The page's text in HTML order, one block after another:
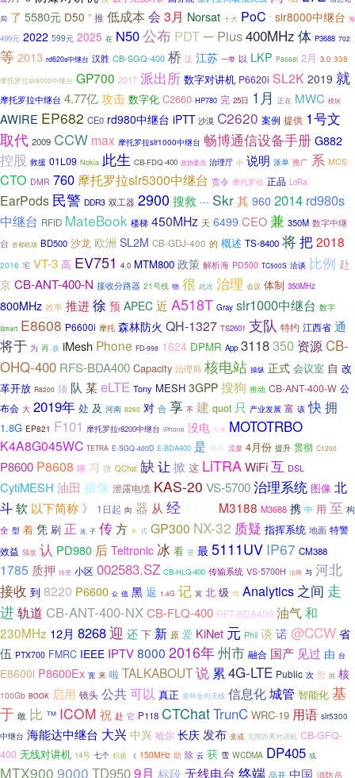
局 了 5580元 D50 ” 推 低成本 会 3月 Norsat 十大 PoC “ slr8000中继台 海
499元 2022 599元 2025 在 N50公布 PDT 一 Plus400MHz 体 P3688 702
等2013 rd620s中继台 汉胜 CB-SGQ-400 桥 泛 江苏 一带 以 LKP P8668i 2月 3.0 338
摩托罗拉slr8000中继台 GP700 2017 派出所 数字对讲机 P6620i SL2K 2019 就
摩托罗拉中继台 4.77亿攻击 数字化 C2660 HP780 完 25日 1月 正在 MWC 模块
AWIRE EP682 CE0 rd980中继台 iPTT 沙漠 C2620 案例 提供 1号文
取代 2009 CCW max 摩托罗拉slr1000中继台 畅博通信设备手册 G882
控股 救援 01L09 Nokia 此生 CB-FDQ-400 政协委员 治理厅 小 说明 派单 推广 系 MCS
CTO DMR 760 摩托罗拉slr5300中继台 责令 摩托罗拉 正品 LoRa
EarPods 民警 DDR3 双工器 2900 搜救 --- Skr其 960 2014 rd980s
中继台 RFID MateBook 楼梯 450MHz 天 6499 CEO兼 350M 数字中继
台 首都机场 BD500 沙龙 欧洲 SL2M CB-GDJ-400 的 概述 TS-8400 将把2018
2016 宅 VT-3 高 EV751 4.0 MTM800 政策 解析海 PD500 TC500S 洽谈 比例 赴
京 CB-ANT-400-N 接收分路器 21号线 物 很 此次 治理 会议 体制 350MHz
800MHz 效率 推进徐 预 APEC 近 A518T Gray slr1000中继台 数字
Smart E8608 P6600i 摩托 森林防火 QH-1327 TS2601 支队 特约 江西省 通
将于 为 再 拨 iMesh Phone FD-998 1624 DPMR App 3118350 资源CB-
OHQ-400 RFS-BDA400 Capacity 治理局 核电站 操纵 正式 会议室 自 改
革开放 R8200 须 队 某eLTE Tony MESH 3GPP 搜狗 推动 CB-ANT-400-W 公
布会 大 2019年 处 及 河南 8260 对 合 享 不 建 quot 只 产业发展 富 该 快拥
1.8G EP821 F101 摩托罗拉r8200中继台 iPhone 没电 车辆 MOTOTRBO
K4A8G045WC TETRA E-SGQ-400D E-BDA400 是 单兵 流量 4月份 提升 贯彻 C1200
P8600 P8608 聊 习 微 QChat 缺 让 掀 这 LiTRAWiFi互 DSL
CytiMESH 油田 摄像 泄露电缆 KAS-20 VS-5700治理系统 图像 北
斗软 以下简称 》 1日起 向 器 从 经 M3188 M3688 携 中 用 至 构
全 型 着 凭 刷 正 改 子 传方 半 式 GP300 NX-32 质疑 指挥系统 地面 特警
效益 颁发 认 PD980 后 Teltronic 冰 看 更 最 5111UV IP67 CM388
1785 质押 转变 小区 002583.SZ CB-HLQ-400 传输系统 VS-5700H 法网 与 河北
接收 到 8220 P6600 众 值 黑 返 1.4G 记 冀 北 级 均 Analytics 之间 走
进轨道 CB-ANT-400-NXCB-FLQ-400 RFT-BDA400 油气和
230MHz 12月 8268迎 还 下 新 原 爱 KiNet 元 Phil 谈 诺@CCW 省
伍 PTX700 FMRC IEEE IPTV8000 2016年州市 融合 国产 见过 由 台
E8600i P8600Ex 宽 来 啦 TALKABOUT说 累 4G-LTE Public 次 您 国 核
100Gb BOOK 启用 镜头 公共可以 真正 室外全向天线 信息化城管 智能化 基
于 敢 比 ™ ICOM 祝 赴 它 P118 CTChatTrunC WRC-19 用语 slr5300
中继台 海能达中继台 大兴 中兴 哈尔 长庆 发布 变成 无限距离对讲机 CB-GFQ-
400 无线对讲机 14号 七个 积极 《 150MHz 助 除 云 获 雪 WCDMA DP405 或
MTX900 9000 TD9509月 标段 无线电台 终端 品开 中国 消防员